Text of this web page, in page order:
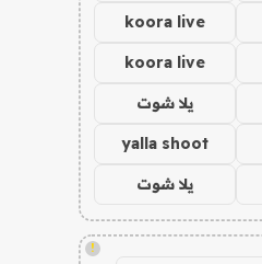
koora live
koora live
يلا شوت
yalla shoot
يلا شوت
!